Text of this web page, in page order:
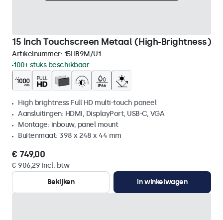
15 Inch Touchscreen Metaal (High-Brightness)
Artikelnummer: 15HB9M/U1
100+ stuks beschikbaar
High brightness Full HD multi-touch paneel
Aansluitingen: HDMI, DisplayPort, USB-C, VGA
Montage: inbouw, panel mount
Buitenmaat: 398 x 248 x 44 mm
€ 749,00
€ 906,29 incl. btw
Bekijken
In winkelwagen